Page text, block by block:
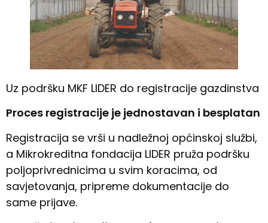
Uz podršku MKF LIDER do registracije gazdinstva
Proces registracije je jednostavan i besplatan
Registracija se vrši u nadležnoj općinskoj službi,
a Mikrokreditna fondacija LIDER pruža podršku
poljoprivrednicima u svim koracima, od
savjetovanja, pripreme dokumentacije do
same prijave.